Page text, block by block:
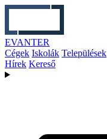
EVANTER
Cégek Iskolák Települések
Hírek Kereső